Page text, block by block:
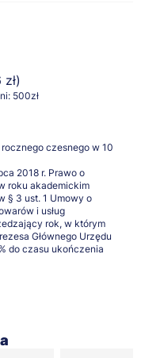
500zł
czesnego w 10
2018 r. Prawo o
roku akademickim
§ 3 ust. 1 Umowy o
i usług
rok, w którym
Głównego Urzędu
do czasu ukończenia